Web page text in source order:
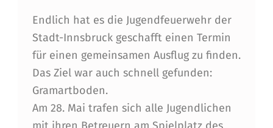
D
E
R
F
E
Endlich hat es die Jugendfeuerwehr der
Stadt-Innsbruck geschafft einen Termin
für einen gemeinsamen Ausflug zu finden.
Das Ziel war auch schnell gefunden:
Gramartboden.
Am 28. Mai trafen sich alle Jugendlichen